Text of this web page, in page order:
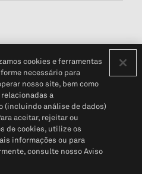
do cliente (em inglês)
© 2026 S&P Global
cookies e ferramentas
necessário para
nosso site, bem como
a
(incluindo análise de dados)
aceitar, rejeitar ou
de cookies, utilize os
informações ou para
consulte nosso Aviso